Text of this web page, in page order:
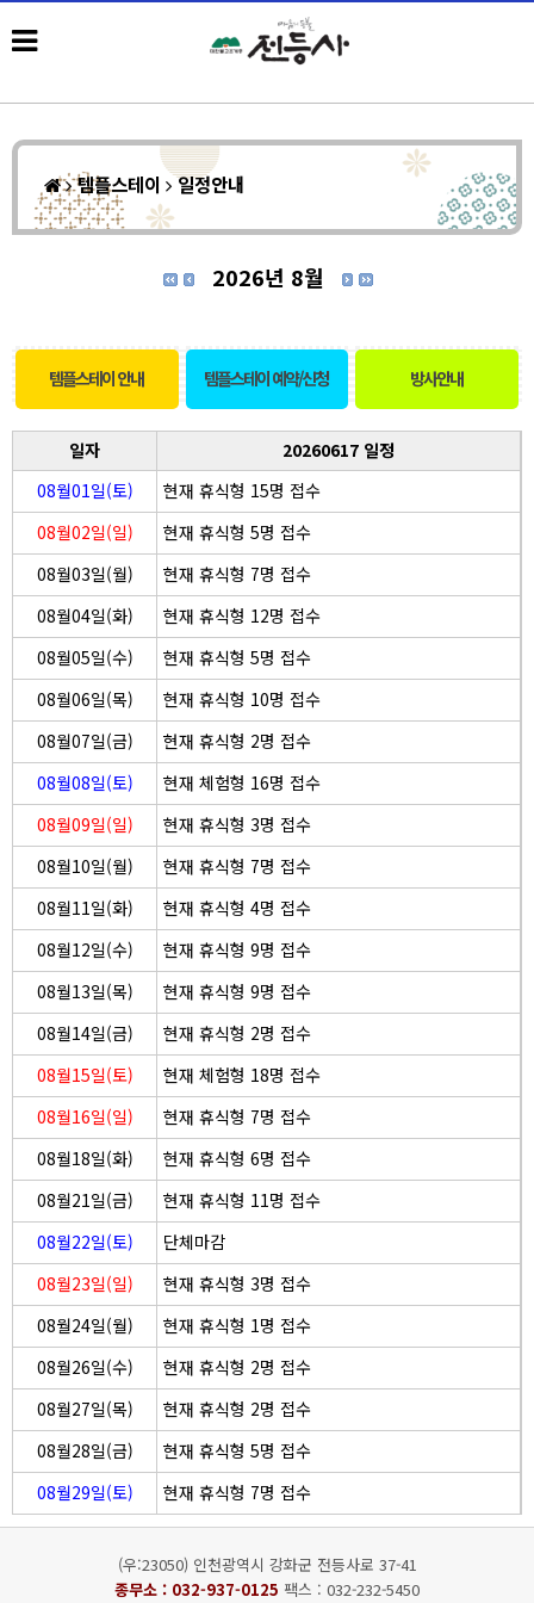
템플스테이 일정안내
2026년 8월
템플스테이 안내 템플스테이 예약/신청 방사안내
일자
20260617 일정
08월01일(토)
현재 휴식형 15명 접수
08월02일(일)
현재 휴식형 5명 접수
08월03일(월)
현재 휴식형 7명 접수
08월04일(화)
현재 휴식형 12명 접수
08월05일(수)
현재 휴식형 5명 접수
08월06일(목)
현재 휴식형 10명 접수
08월07일(금)
현재 휴식형 2명 접수
08월08일(토)
현재 체험형 16명 접수
08월09일(일)
현재 휴식형 3명 접수
08월10일(월)
현재 휴식형 7명 접수
08월11일(화)
현재 휴식형 4명 접수
08월12일(수)
현재 휴식형 9명 접수
08월13일(목)
현재 휴식형 9명 접수
08월14일(금)
현재 휴식형 2명 접수
08월15일(토)
현재 체험형 18명 접수
08월16일(일)
현재 휴식형 7명 접수
08월18일(화)
현재 휴식형 6명 접수
08월21일(금)
현재 휴식형 11명 접수
08월22일(토)
단체마감
08월23일(일)
현재 휴식형 3명 접수
08월24일(월)
현재 휴식형 1명 접수
08월26일(수)
현재 휴식형 2명 접수
08월27일(목)
현재 휴식형 2명 접수
08월28일(금)
현재 휴식형 5명 접수
08월29일(토)
현재 휴식형 7명 접수
(우:23050) 인천광역시 강화군 전등사로 37-41
종무소 : 032-937-0125 팩스 : 032-232-5450